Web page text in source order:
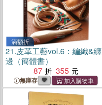
滿額折
21.皮革工藝vol.6：編織&纏
邊（簡體書）
87
355
無庫存